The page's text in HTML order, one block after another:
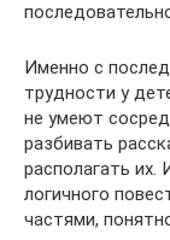
Именно с
трудности у
не умеют
разбивать
располагать их.
логичного
частями,